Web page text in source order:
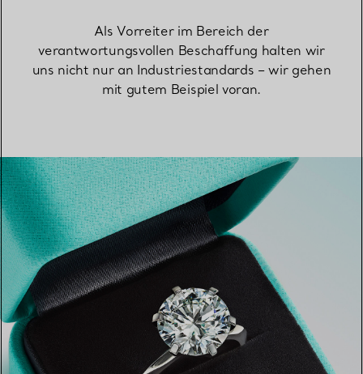
Als Vorreiter im Bereich der
verantwortungsvollen Beschaffung halten wir
uns nicht nur an Industriestandards – wir gehen
mit gutem Beispiel voran.